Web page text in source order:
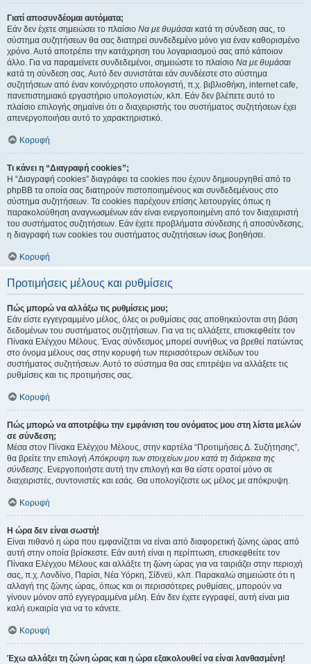
Γιατί αποσυνδέομαι αυτόματα;
Εάν δεν έχετε σημειώσει το πλαίσιο Να με θυμάσαι κατά τη σύνδεση σας, το
σύστημα συζητήσεων θα σας διατηρεί συνδεδεμένο μόνο για έναν καθορισμένο
χρόνο. Αυτό αποτρέπει την κατάχρηση του λογαριασμού σας από κάποιον
άλλο. Για να παραμείνετε συνδεδεμένοι, σημειώστε το πλαίσιο Να με θυμάσαι
κατά τη σύνδεση σας. Αυτό δεν συνιστάται εάν συνδέεστε στο σύστημα
συζητήσεων από έναν κοινόχρηστο υπολογιστή, π.χ. βιβλιοθήκη, internet cafe,
πανεπιστημιακό εργαστήριο υπολογιστών, κλπ. Εάν δεν βλέπετε αυτό το
πλαίσιο επιλογής σημαίνει ότι ο διαχειριστής του συστήματος συζητήσεων έχει
απενεργοποιήσει αυτό το χαρακτηριστικό.
Κορυφή
Τι κάνει η “Διαγραφή cookies”;
Η “Διαγραφή cookies” διαγράφει τα cookies που έχουν δημιουργηθεί από το
phpBB τα οποία σας διατηρούν πιστοποιημένους και συνδεδεμένους στο
σύστημα συζητήσεων. Τα cookies παρέχουν επίσης λειτουργίες όπως η
παρακολούθηση αναγνωσμένων εάν είναι ενεργοποιημένη από τον διαχειριστή
του συστήματος συζητήσεων. Εάν έχετε προβλήματα σύνδεσης ή αποσύνδεσης,
η διαγραφή των cookies του συστήματος συζητήσεων ίσως βοηθήσει.
Κορυφή
Προτιμήσεις μέλους και ρυθμίσεις
Πώς μπορώ να αλλάξω τις ρυθμίσεις μου;
Εάν είστε εγγεγραμμένο μέλος, όλες οι ρυθμίσεις σας αποθηκεύονται στη βάση
δεδομένων του συστήματος συζητήσεων. Για να τις αλλάξετε, επισκεφθείτε τον
Πίνακα Ελέγχου Μέλους. Ένας σύνδεσμος μπορεί συνήθως να βρεθεί πατώντας
στο όνομα μέλους σας στην κορυφή των περισσότερων σελίδων του
συστήματος συζητήσεων. Αυτό το σύστημα θα σας επιτρέψει να αλλάξετε τις
ρυθμίσεις και τις προτιμήσεις σας.
Κορυφή
Πώς μπορώ να αποτρέψω την εμφάνιση του ονόματος μου στη λίστα μελών
σε σύνδεση;
Μέσα στον Πίνακα Ελέγχου Μέλους, στην καρτέλα “Προτιμήσεις Δ. Συζήτησης”,
θα βρείτε την επιλογήΑπόκρυψη των στοιχείων μου κατά τη διάρκεια της
σύνδεσης. Ενεργοποιήστε αυτή την επιλογή και θα είστε ορατοί μόνο σε
διαχειριστές, συντονιστές και εσάς. Θα υπολογίζεστε ως μέλος με απόκρυψη.
Κορυφή
Η ώρα δεν είναι σωστή!
Είναι πιθανό η ώρα που εμφανίζεται να είναι από διαφορετική ζώνης ώρας από
αυτή στην οποία βρίσκεστε. Εάν αυτή είναι η περίπτωση, επισκεφθείτε τον
Πίνακα Ελέγχου Μέλους και αλλάξτε τη ζώνη ώρας για να ταιριάζει στην περιοχή
σας, π.χ. Λονδίνο, Παρίσι, Νέα Υόρκη, Σίδνεϋ, κλπ. Παρακαλώ σημειώστε ότι η
αλλαγή της ζώνης ώρας, όπως και οι περισσότερες ρυθμίσεις, μπορούν να
γίνουν μόνον από εγγεγραμμένα μέλη. Εάν δεν έχετε εγγραφεί, αυτή είναι μια
καλή ευκαιρία για να το κάνετε.
Κορυφή
Έχω αλλάξει τη ζώνη ώρας και η ώρα εξακολουθεί να είναι λανθασμένη!